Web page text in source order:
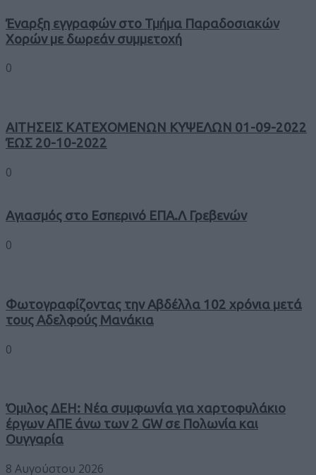
Έναρξη εγγραφών στο Τμήμα Παραδοσιακών
Χορών με δωρεάν συμμετοχή
0
ΑΙΤΗΣΕΙΣ ΚΑΤΕΧΟΜΕΝΩΝ ΚΥΨΕΛΩΝ 01-09-2022
ΈΩΣ 20-10-2022
0
Αγιασμός στο Εσπερινό ΕΠΑ.Λ Γρεβενών
0
Φωτογραφίζοντας την Αβδέλλα 102 χρόνια μετά
τους Αδελφούς Μανάκια
0
Όμιλος ΔΕΗ: Νέα συμφωνία για χαρτοφυλάκιο
έργων ΑΠΕ άνω των 2 GW σε Πολωνία και
Ουγγαρία
8 Αυγούστου 2026